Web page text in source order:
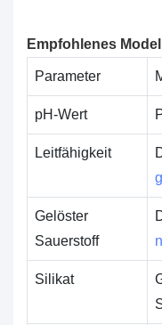
Empfohlenes Modell
Parameter
pH-Wert
Leitfähigkeit
Gelöster
Sauerstoff
Silikat